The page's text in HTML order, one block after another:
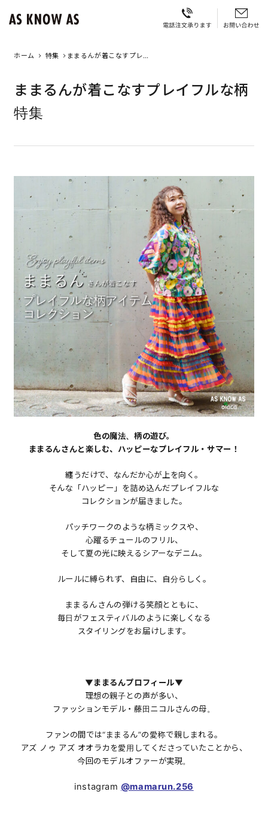
ホーム 特集
ままるんが着こなすプレイ
ままるんが着こなすプレイフルな柄
特集
色の魔法、柄の遊び。
ままるんさんと楽しむ、ハッピーなプレイフル・サマー！
纏うだけで、なんだか心が上を向く。
そんな「ハッピー」を詰め込んだプレイフルな
コレクションが届きました。
パッチワークのような柄ミックスや、
心躍るチュールのフリル、
そして夏の光に映えるシアーなデニム。
ルールに縛られず、自由に、自分らしく。
ままるんさんの弾ける笑顔とともに、
毎日がフェスティバルのように楽しくなる
スタイリングをお届けします。
▼ままるんプロフィール▼
理想の親子との声が多い、
ファッションモデル・藤田ニコルさんの母。
ファンの間では“ままるん”の愛称で親しまれる。
アズ ノゥ アズ オオラカを愛用してくださっていたことから、
今回のモデルオファーが実現。
instagram @mamarun.256